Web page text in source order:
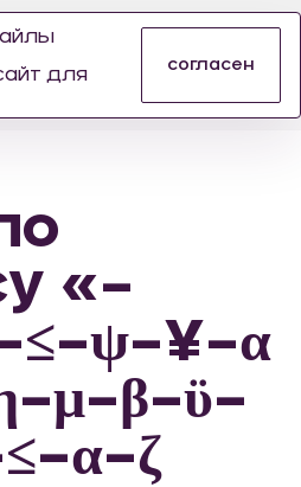
АВТОЗАПЧАСТЕЙ
«–
для
согласен